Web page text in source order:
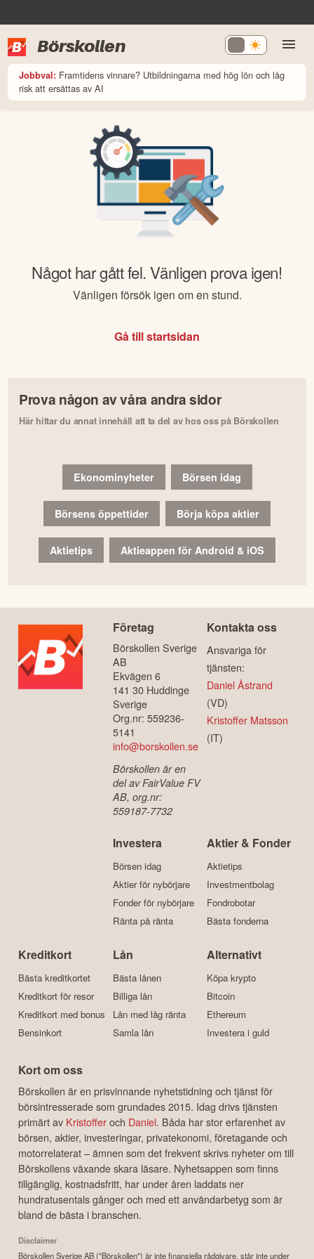
Börskollen
Jobbval: Framtidens vinnare? Utbildningarna med hög lön och låg
risk att ersättas av AI
Något har gått fel. Vänligen prova igen!
Vänligen försök igen om en stund.
Gå till startsidan
Prova någon av våra andra sidor
Här hittar du annat innehåll att ta del av hos oss på Börskollen
Ekonominyheter Börsen idag
Börsens öppettider Börja köpa aktier
Aktietips Aktieappen för Android & iOS
Företag
Börskollen Sverige
AB
Ekvägen 6
141 30 Huddinge
Sverige
Org.nr: 559236-
5141
info@borskollen.se
Börskollen är en
del av FairValue FV
AB, org.nr:
559187-7732
Kontakta oss
Ansvariga för
tjänsten:
Daniel Åstrand
(VD)
Kristoffer Matsson
(IT)
Investera
Börsen idag
Aktier för nybörjare
Fonder för nybörjare
Ränta på ränta
Aktier & Fonder
Aktietips
Investmentbolag
Fondrobotar
Bästa fonderna
Kreditkort
Bästa kreditkortet
Kreditkort för resor
Kreditkort med bonus
Bensinkort
Lån
Bästa lånen
Billiga lån
Lån med låg ränta
Samla lån
Alternativt
Köpa krypto
Bitcoin
Ethereum
Investera i guld
Kort om oss
Börskollen är en prisvinnande nyhetstidning och tjänst för
börsintresserade som grundades 2015. Idag drivs tjänsten
primärt av Kristofferoch Daniel. Båda har stor erfarenhet av
börsen, aktier, investeringar, privatekonomi, företagande och
motorrelaterat – ämnen som det frekvent skrivs nyheter om till
Börskollens växande skara läsare. Nyhetsappen som finns
tillgänglig, kostnadsfritt, har under åren laddats ner
hundratusentals gånger och med ett användarbetyg som är
bland de bästa i branschen.
Disclaimer
Börskollen Sverige AB ("Börskollen") är inte finansiella rådgivare, står inte under